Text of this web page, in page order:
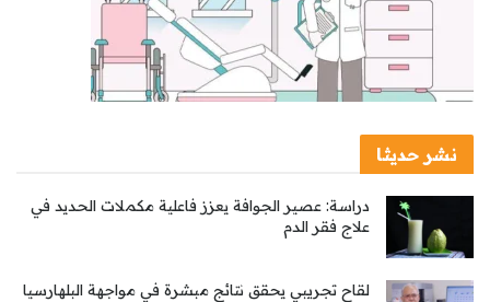
نشر حديثا
دراسة: عصير الجوافة يعزز فاعلية مكملات الحديد في
علاج فقر الدم
لقاح تجريبي يحقق نتائج مبشرة في مواجهة البلهارسيا